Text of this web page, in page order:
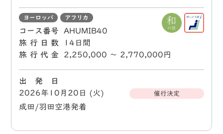
ヨーロッパ アフリカ
コース番号
AHUMIB40
旅行日数
14日間
旅行代金
2,250,000 〜 2,770,000円
出 発 日
2026年10月20日 (火)
催行決定
成田/羽田空港発着